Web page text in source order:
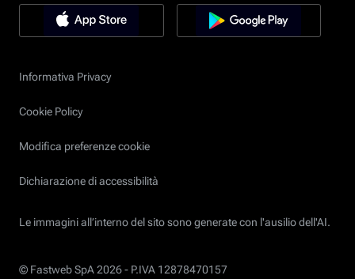
Informativa Privacy
Cookie Policy
Modifica preferenze cookie
Dichiarazione di accessibilità
Le immagini all’interno del sito sono generate con l'ausilio dell'AI.
© Fastweb SpA 2026 - P.IVA 12878470157